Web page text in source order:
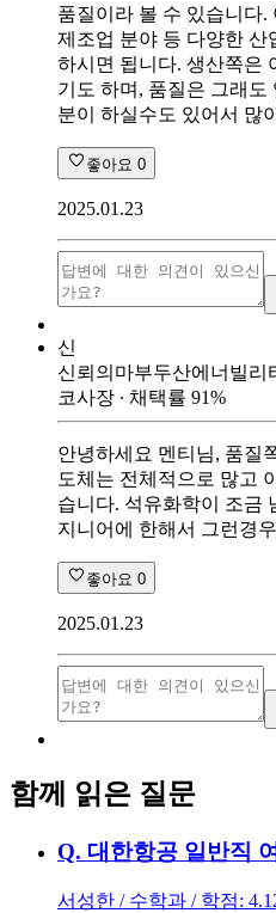
품질이라 볼 수 있습니다.
제조업 분야 등 다양한 산
하시면 됩니다. 생산쪽은
기도 하며, 품질은 그래도
분이 하실수도 있어서 많
좋아요 0
2025.01.23
신
신뢰의마부두산에너빌리
코사장 ∙ 채택률 91%
안녕하세요 멘티님, 품질
도체는 전체적으로 많고
습니다. 석유화학이 조금
지니어에 한해서 그런경
좋아요 0
2025.01.23
함께 읽은 질문
Q. 대한항공 일반직
서성한 / 수학과 / 학점: